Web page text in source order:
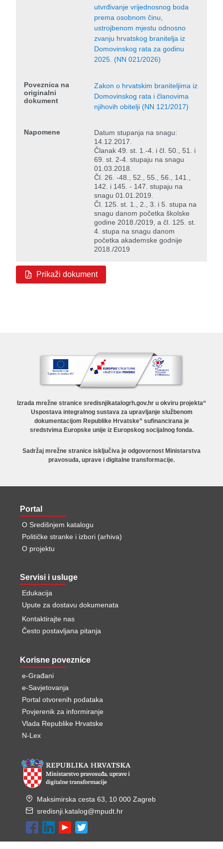
utvrđivanje vrijednosnog boda
prema osobnom činu,
ustrojbenom mjestu odnosno
zvanju hrvatskog branitelja iz
Domovinskog rata za godinu
2025. (NN 021/2026)
Poveznica na
originalni
dokument
Zakon o hrvatskim braniteljima iz
Domovinskog rata i članovima
njihovih obitelji (NN 121/2017)
Napomene
Datum stupanja na snagu:
14.12.2017.
Članak 49. st. 1.-4. i čl. 50., 51. i
69. st. 2-4. stupaju na snagu
01.03.2018.
Čl. 26. -48., 52., 55., 56., 141.,
142. i 145. - 147. stupaju na
snagu 01.01.2019.
Čl. 125. st. 1., 2., 3. i 5. stupa na
snagu danom početka školske
godine 2018./2019, a čl. 125. st.
4. stupa na snagu danom
početka akademske godnije
2018./2019
Prikaži dokument
Izrada mrežne stranice sredisnjikatalogrh.gov.hr u okviru projekta“
Uspostava integralnog sustava za upravljanje službenom
dokumentacijom Republike Hrvatske” sufinancirana je
sredstvima Europske unije iz Europskog socijalnog fonda.
Sadržaj mrežne stranice isključiva je odgovornost Ministarstva
pravosuđa, uprave i digitalne transformacije.
Portal
O Središnjem katalogu
Političke stranke i izbori (arhiva)
O projektu
Servisi i usluge
Edukacija
Upute za dostavu dokumenata
Kontaktirajte nas
Često postavljana pitanja
Korisne poveznice
e-Građani
e-Savjetovanja
Portal otvorenih podataka
Povjerenik za informiranje
Vlada Republike Hrvatske
N-Lex
Maksimirska cesta 63, 10 000 Zagreb
sredisnji.katalog@mpudt.hr